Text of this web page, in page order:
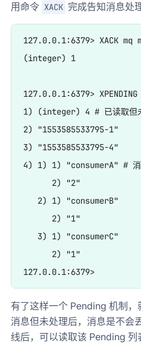
用命令 XACK 完成告知消息处
127.0.0.1:6379> XACK mq
(integer) 1
127.0.0.1:6379>
1) (integer) 4 # 已读取但未
2) "1553585533795-1"
3) "1553585533795-4"
4) 1) 1) "consumerA" # 消
      2) "2"
   2) 1) "consumerB"
      2) "1"
   3) 1) "consumerC"
      2) "1"
有了这样一个 Pending 机制
消息但未处理后，消息是不会
线后，可以读取该 Pending